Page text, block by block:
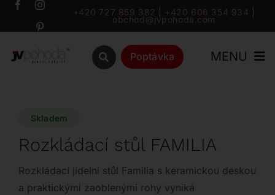
Přeskočit
+420 727 859 382 +420 606 354 934
obchod@jvpohoda.com
Poptávka MENU
Katalog
Skladem
Rozkládací stůl FAMILIA
Rozkládací jídelní stůl Familia s keramickou deskou
a praktickými zaoblenými rohy vyniká